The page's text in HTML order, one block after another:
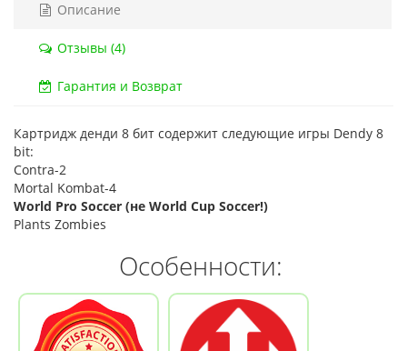
Описание
Отзывы (4)
Гарантия и Возврат
Картридж денди 8 бит содержит следующие игры Dendy 8
bit:
Contra-2
Mortal Kombat-4
World Pro Soccer (не World Cup Soccer!)
Plants Zombies
Особенности: